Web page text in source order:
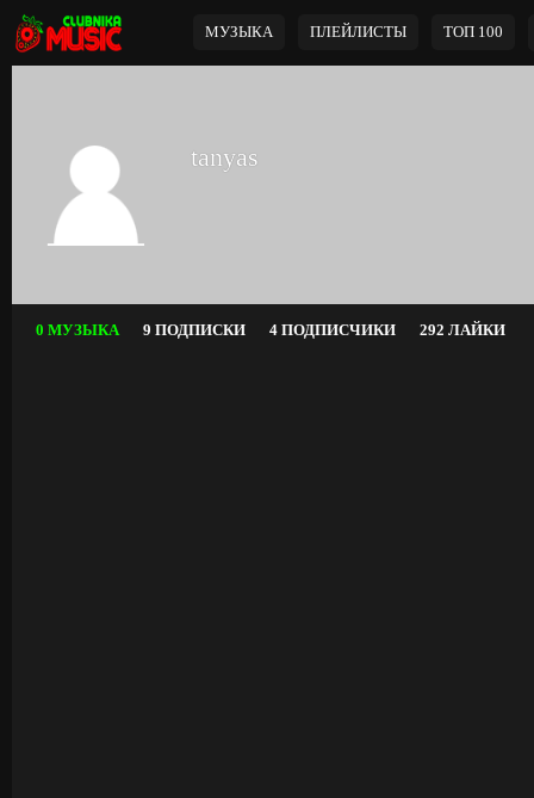
МУЗЫКА ПЛЕЙЛИСТЫ ТОП 100
tanyas
0 МУЗЫКА 9 ПОДПИСКИ 4 ПОДПИСЧИКИ 292 ЛАЙКИ